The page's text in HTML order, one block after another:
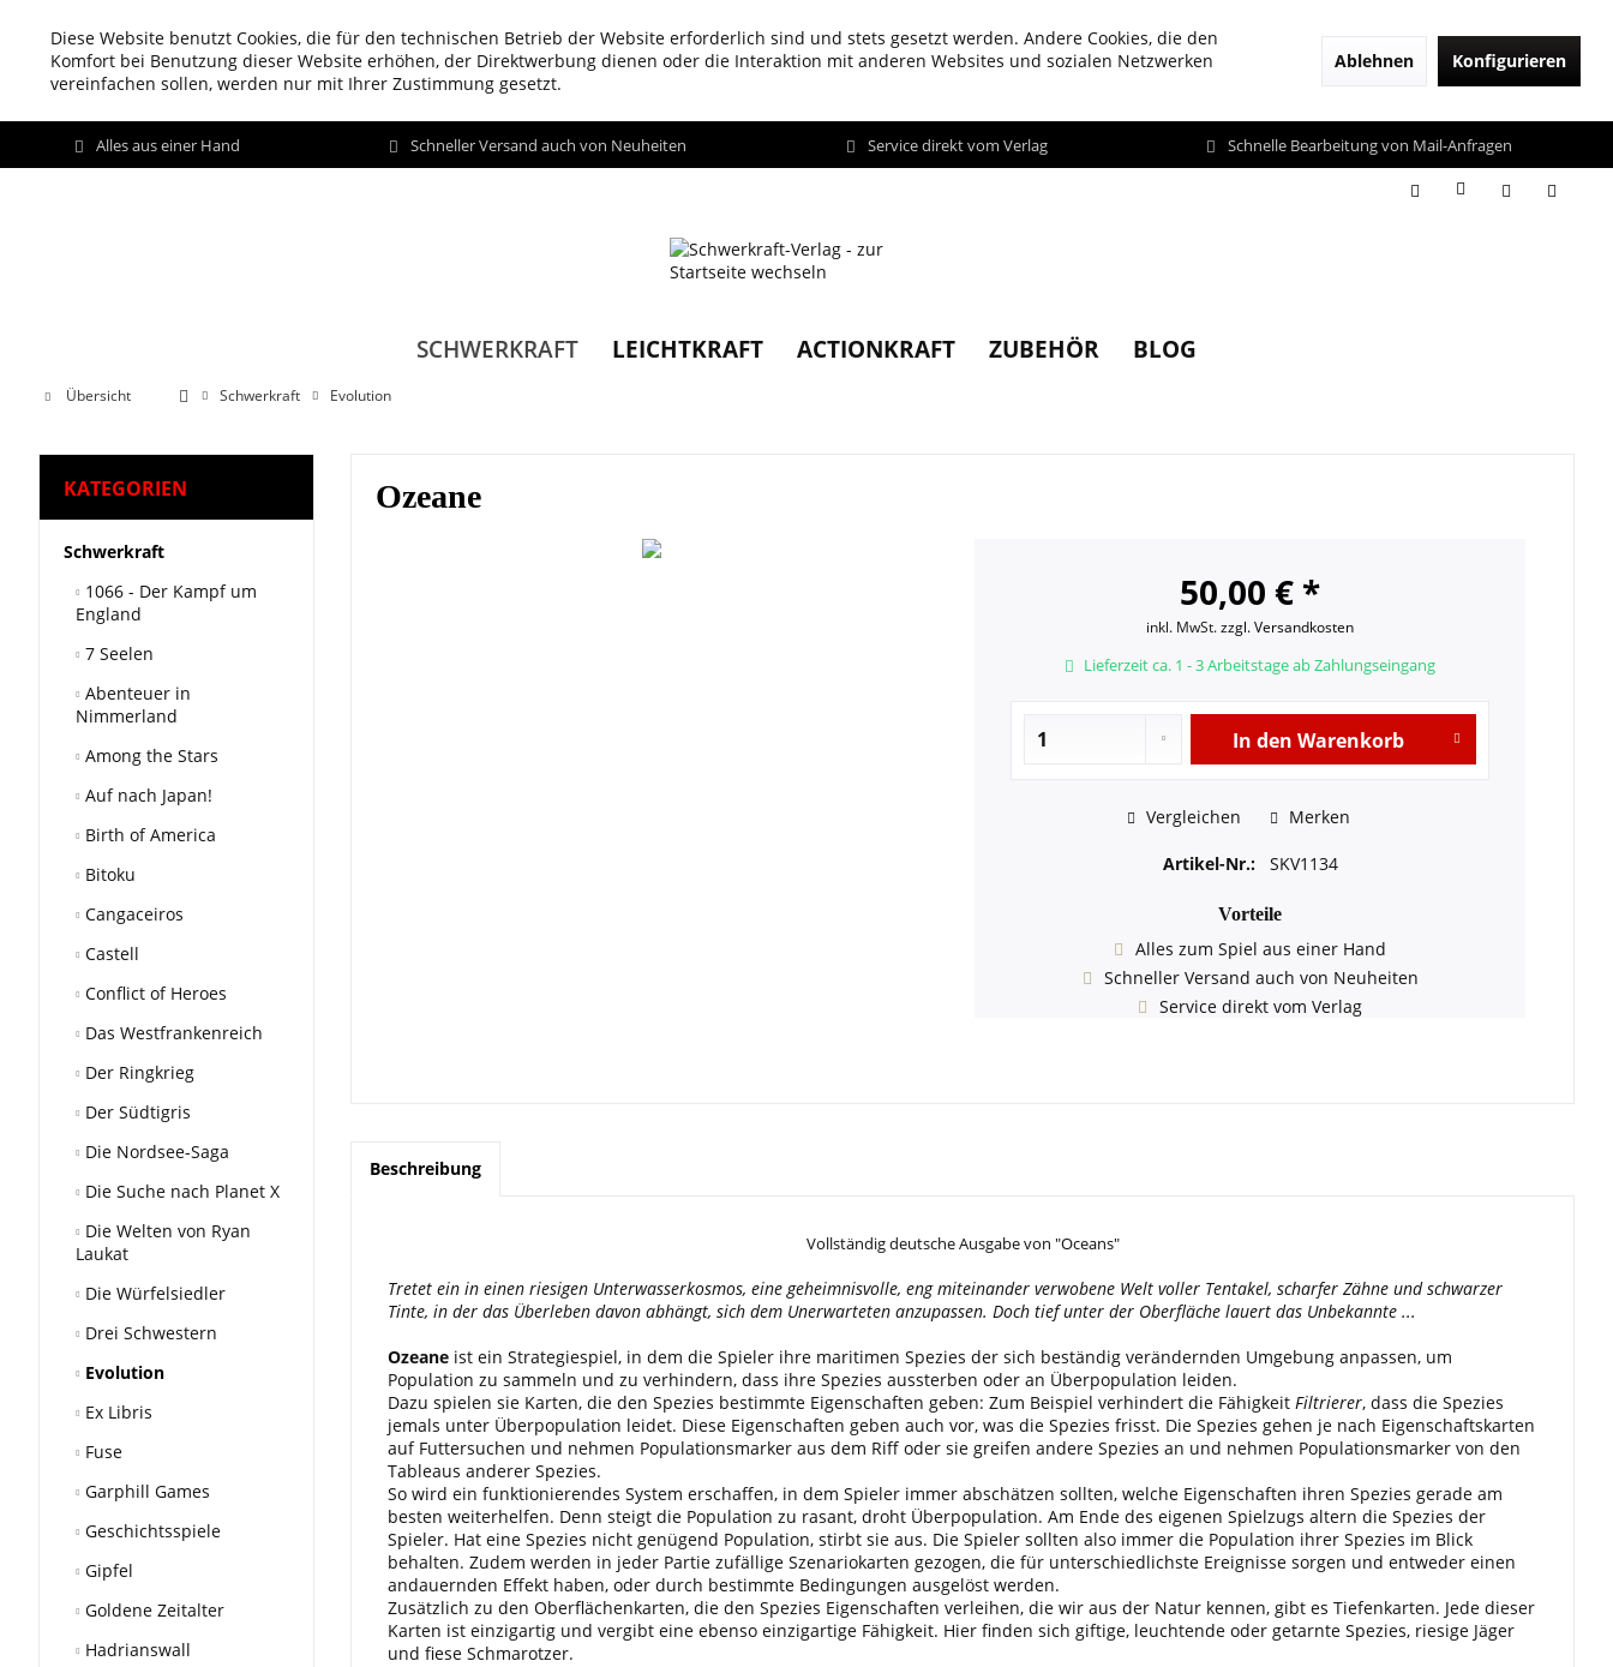
Diese Website benutzt Cookies, die für den technischen Betrieb der Website erforderlich sind und stets gesetzt werden. Andere Cookies, die den
Komfort bei Benutzung dieser Website erhöhen, der Direktwerbung dienen oder die Interaktion mit anderen Websites und sozialen Netzwerken
vereinfachen sollen, werden nur mit Ihrer Zustimmung gesetzt.
Ablehnen Konfigurieren
Alles aus einer Hand Schneller Versand auch von Neuheiten Service direkt vom Verlag Schnelle Bearbeitung von Mail-Anfragen
SCHWERKRAFT LEICHTKRAFT ACTIONKRAFT ZUBEHÖR BLOG
Übersicht Schwerkraft Evolution
KATEGORIEN
Schwerkraft
1066 - Der Kampf um
England
7 Seelen
Abenteuer in
Nimmerland
Among the Stars
Auf nach Japan!
Birth of America
Bitoku
Cangaceiros
Castell
Conflict of Heroes
Das Westfrankenreich
Der Ringkrieg
Der Südtigris
Die Nordsee-Saga
Die Suche nach Planet X
Die Welten von Ryan
Laukat
Die Würfelsiedler
Drei Schwestern
Evolution
Ex Libris
Fuse
Garphill Games
Geschichtsspiele
Gipfel
Goldene Zeitalter
Hadrianswall
Ozeane
50,00 € *
inkl. MwSt.zzgl. Versandkosten
Lieferzeit ca. 1 - 3 Arbeitstage ab Zahlungseingang
In den Warenkorb
Vergleichen Merken
Artikel-Nr.: SKV1134
Vorteile
Alles zum Spiel aus einer Hand
Schneller Versand auch von Neuheiten
Service direkt vom Verlag
Beschreibung
Vollständig deutsche Ausgabe von "Oceans"
Tretet ein in einen riesigen Unterwasserkosmos, eine geheimnisvolle, eng miteinander verwobene Welt voller Tentakel, scharfer Zähne und schwarzer
Tinte, in der das Überleben davon abhängt, sich dem Unerwarteten anzupassen. Doch tief unter der Oberfläche lauert das Unbekannte ...
Ozeane ist ein Strategiespiel, in dem die Spieler ihre maritimen Spezies der sich beständig verändernden Umgebung anpassen, um
Population zu sammeln und zu verhindern, dass ihre Spezies aussterben oder an Überpopulation leiden.
Dazu spielen sie Karten, die den Spezies bestimmte Eigenschaften geben: Zum Beispiel verhindert die Fähigkeit Filtrierer, dass die Spezies
jemals unter Überpopulation leidet. Diese Eigenschaften geben auch vor, was die Spezies frisst. Die Spezies gehen je nach Eigenschaftskarten
auf Futtersuchen und nehmen Populationsmarker aus dem Riff oder sie greifen andere Spezies an und nehmen Populationsmarker von den
Tableaus anderer Spezies.
So wird ein funktionierendes System erschaffen, in dem Spieler immer abschätzen sollten, welche Eigenschaften ihren Spezies gerade am
besten weiterhelfen. Denn steigt die Population zu rasant, droht Überpopulation. Am Ende des eigenen Spielzugs altern die Spezies der
Spieler. Hat eine Spezies nicht genügend Population, stirbt sie aus. Die Spieler sollten also immer die Population ihrer Spezies im Blick
behalten. Zudem werden in jeder Partie zufällige Szenariokarten gezogen, die für unterschiedlichste Ereignisse sorgen und entweder einen
andauernden Effekt haben, oder durch bestimmte Bedingungen ausgelöst werden.
Zusätzlich zu den Oberflächenkarten, die den Spezies Eigenschaften verleihen, die wir aus der Natur kennen, gibt es Tiefenkarten. Jede dieser
Karten ist einzigartig und vergibt eine ebenso einzigartige Fähigkeit. Hier finden sich giftige, leuchtende oder getarnte Spezies, riesige Jäger
und fiese Schmarotzer.